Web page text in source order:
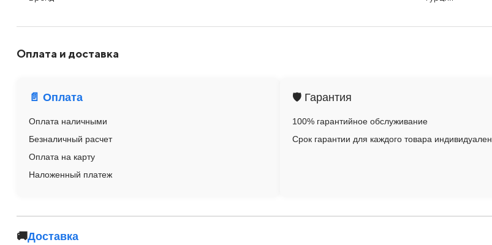
Оплата и доставка
📄 Оплата
Оплата наличными
Безналичный расчет
Оплата на карту
Наложенный платеж
🛡️ Гарантия
100% гарантийное обслуживание
Срок гарантии для каждого товара индивидуален
🚚Доставка